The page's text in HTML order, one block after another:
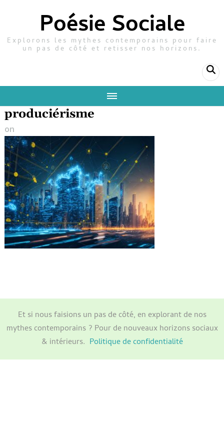
Poésie Sociale
Explorons les mythes contemporains pour faire
un pas de côté et retisser nos horizons.
produciérisme
on
Et si nous faisions un pas de côté, en explorant de nos
mythes contemporains ? Pour de nouveaux horizons sociaux
& intérieurs. Politique de confidentialité